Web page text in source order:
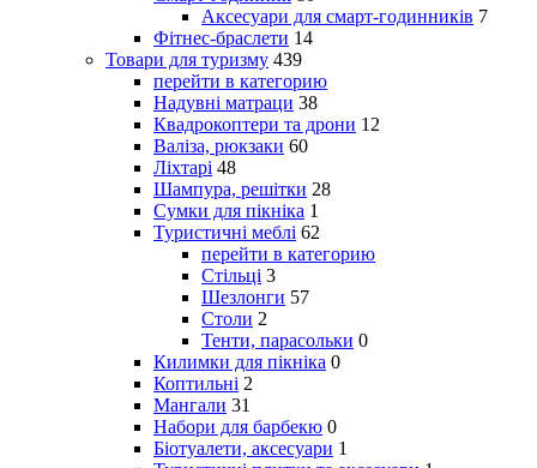
Аксесуари для смарт-годинників 7
Фітнес-браслети 14
Товари для туризму 439
перейти в категорию
Надувні матраци 38
Квадрокоптери та дрони 12
Валіза, рюкзаки 60
Ліхтарі 48
Шампура, решітки 28
Сумки для пікніка 1
Туристичні меблі 62
перейти в категорию
Стільці 3
Шезлонги 57
Столи 2
Тенти, парасольки 0
Килимки для пікніка 0
Коптильні 2
Мангали 31
Набори для барбекю 0
Біотуалети, аксесуари 1